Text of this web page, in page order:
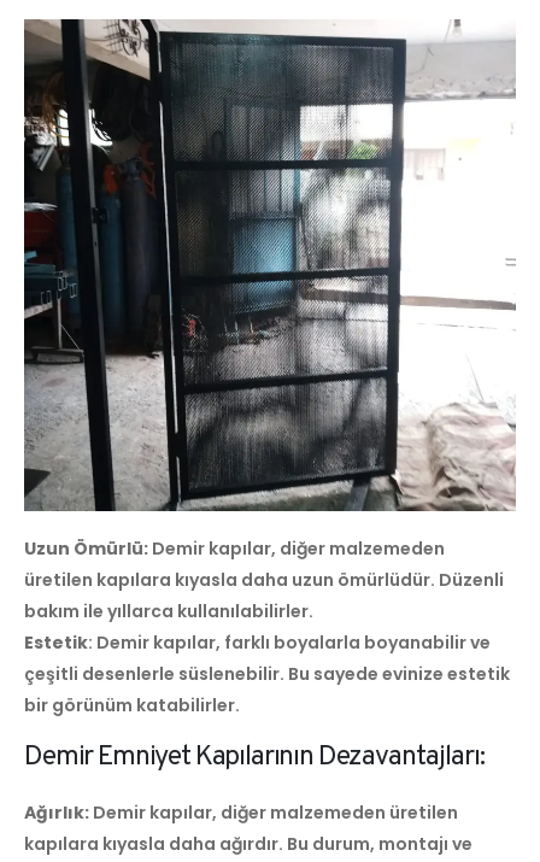
Uzun Ömürlü: Demir kapılar, diğer malzemeden
üretilen kapılara kıyasla daha uzun ömürlüdür. Düzenli
bakım ile yıllarca kullanılabilirler.
Estetik: Demir kapılar, farklı boyalarla boyanabilir ve
çeşitli desenlerle süslenebilir. Bu sayede evinize estetik
bir görünüm katabilirler.
Demir Emniyet Kapılarının Dezavantajları:
Ağırlık: Demir kapılar, diğer malzemeden üretilen
kapılara kıyasla daha ağırdır. Bu durum, montajı ve